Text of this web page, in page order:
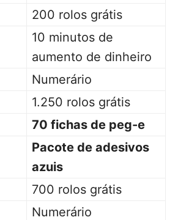
200 rolos grátis
10 minutos de
aumento de dinheiro
Numerário
1.250 rolos grátis
70 fichas de peg-e
Pacote de adesivos
azuis
700 rolos grátis
Numerário